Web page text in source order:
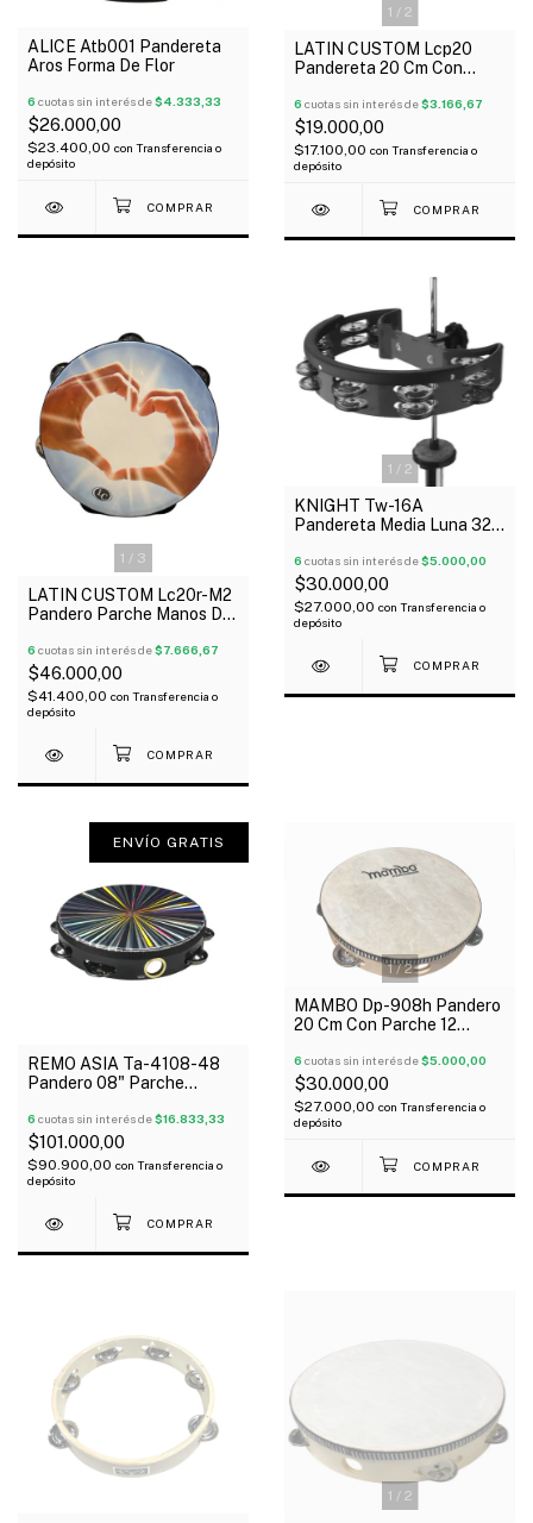
ALICE Atb001 Pandereta
Aros Forma De Flor
6 cuotas sin interés de$4.333,33
$26.000,00
$23.400,00 con Transferencia o
depósito
1 / 2
LATIN CUSTOM Lcp20
Pandereta 20 Cm Con
6 cuotas sin interés de$3.166,67
$19.000,00
$17.100,00 con Transferencia o
depósito
1 / 3
LATIN CUSTOM Lc20r-M2
Pandero Parche Manos De
6 cuotas sin interés de$7.666,67
$46.000,00
$41.400,00 con Transferencia o
depósito
1 / 2
KNIGHT Tw-16A
Pandereta Media Luna 32
6 cuotas sin interés de$5.000,00
$30.000,00
$27.000,00 con Transferencia o
depósito
ENVÍO GRATIS
REMO ASIA Ta-4108-48
Pandero 08" Parche
Simple Radiant
6 cuotas sin interés de$16.833,33
$101.000,00
$90.900,00 con Transferencia o
depósito
1/2
MAMBO Dp-908h Pandero
20 Cm Con Parche 12
6 cuotas sin interés de$5.000,00
$30.000,00
$27.000,00 con Transferencia o
depósito
1 / 2